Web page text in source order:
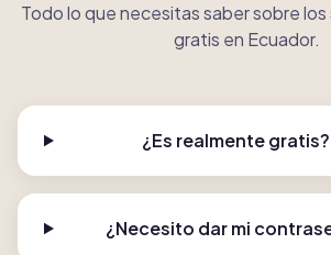
Todo lo que necesitas saber sobre
gratis en Ecuador.
¿Es realmente gratis?
¿Necesito dar mi